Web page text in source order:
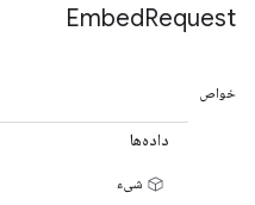
EmbedRequest
خواص
داده‌ها
شیء